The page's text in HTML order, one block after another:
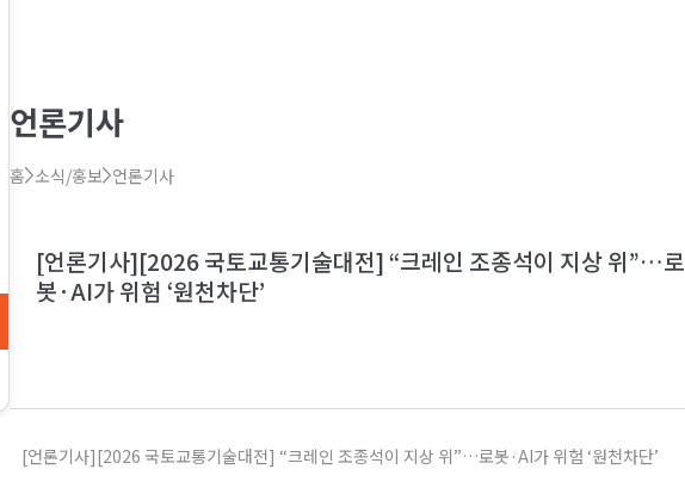
언론기사
홈 소식/홍보 언론기사
[언론기사][2026 국토교통기술대전] “크레인 조종석이 지상 위”…로
봇·AI가 위험 ‘원천차단’
[언론기사][2026 국토교통기술대전] “크레인 조종석이 지상 위”…로봇·AI가 위험 ‘원천차단’